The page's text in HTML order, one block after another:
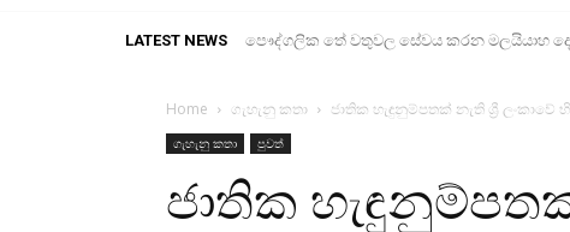
LATEST NEWS පෞද්ගලික තේ වතුවල සේවය කරන මලයියාහ
Home ගැහැනු කතා ජාතික හැඳුනුම්පතක් නැති ශ්‍රී
ගැහැනු කතා පුවත්
ජාතික